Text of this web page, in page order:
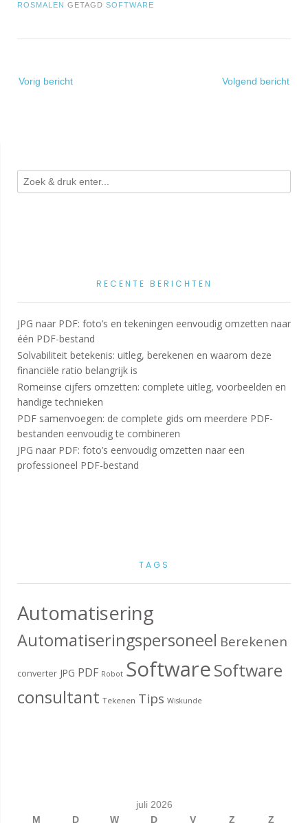
ROSMALEN GETAGD SOFTWARE
navigatie
Vorig bericht Volgend bericht
RECENTE BERICHTEN
JPG naar PDF: foto’s en tekeningen eenvoudig omzetten naar
één PDF-bestand
Solvabiliteit betekenis: uitleg, berekenen en waarom deze
financiële ratio belangrijk is
Romeinse cijfers omzetten: complete uitleg, voorbeelden en
handige technieken
PDF samenvoegen: de complete gids om meerdere PDF-
bestanden eenvoudig te combineren
JPG naar PDF: foto’s eenvoudig omzetten naar een
professioneel PDF-bestand
TAGS
Automatisering
Automatiseringspersoneel Berekenen
converter JPG PDF Robot SoftwareSoftware
consultant Tekenen Tips Wiskunde
juli 2026
M
D W D V Z Z